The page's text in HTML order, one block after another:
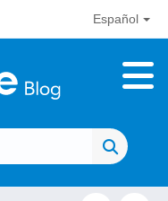
Español